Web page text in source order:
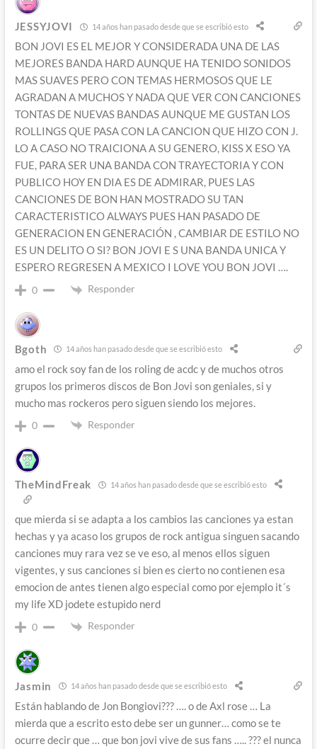
JESSYJOVI 14 años han pasado desde que se escribió esto
BON JOVI ES EL MEJOR Y CONSIDERADA UNA DE LAS
MEJORES BANDA HARD AUNQUE HA TENIDO SONIDOS
MAS SUAVES PERO CON TEMAS HERMOSOS QUE LE
AGRADAN A MUCHOS Y NADA QUE VER CON CANCIONES
TONTAS DE NUEVAS BANDAS AUNQUE ME GUSTAN LOS
ROLLINGS QUE PASA CON LA CANCION QUE HIZO CON J.
LO A CASO NO TRAICIONA A SU GENERO, KISS X ESO YA
FUE, PARA SER UNA BANDA CON TRAYECTORIA Y CON
PUBLICO HOY EN DIA ES DE ADMIRAR, PUES LAS
CANCIONES DE BON HAN MOSTRADO SU TAN
CARACTERISTICO ALWAYS PUES HAN PASADO DE
GENERACION EN GENERACIÓN , CAMBIAR DE ESTILO NO
ES UN DELITO O SI? BON JOVI E S UNA BANDA UNICA Y
ESPERO REGRESEN A MEXICO I LOVE YOU BON JOVI ….
0 Responder
Bgoth 14 años han pasado desde que se escribió esto
amo el rock soy fan de los roling de acdc y de muchos otros
grupos los primeros discos de Bon Jovi son geniales, si y
mucho mas rockeros pero siguen siendo los mejores.
0 Responder
TheMindFreak 14 años han pasado desde que se escribió esto
que mierda si se adapta a los cambios las canciones ya estan
hechas y ya acaso los grupos de rock antigua singuen sacando
canciones muy rara vez se ve eso, al menos ellos siguen
vigentes, y sus canciones si bien es cierto no contienen esa
emocion de antes tienen algo especial como por ejemplo it´s
my life XD jodete estupido nerd
0 Responder
Jasmin 14 años han pasado desde que se escribió esto
Están hablando de Jon Bongiovi??? …. o de Axl rose … La
mierda que a escrito esto debe ser un gunner… como se te
ocurre decir que … que bon jovi vive de sus fans ….. ??? el nunca